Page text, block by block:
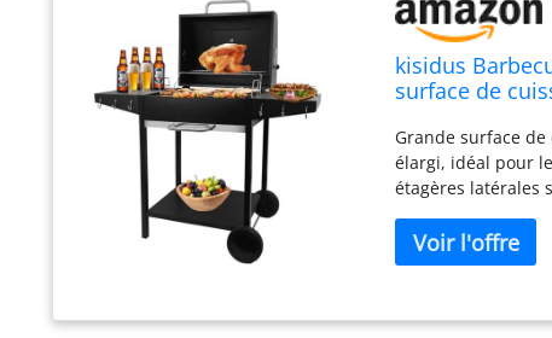
kisidus
surface de
Grande surface de
élargi, idéal pour
étagères latérales
inférieure et roues
chaleur :
chauffage rapide
confortable